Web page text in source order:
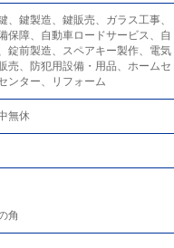
、鍵製造、鍵販売、ガラス工事、
保障、自動車ロードサービス、自
錠前製造、スペアキー製作、電気
売、防犯用設備・用品、ホームセ
ンター、リフォーム
無休
角